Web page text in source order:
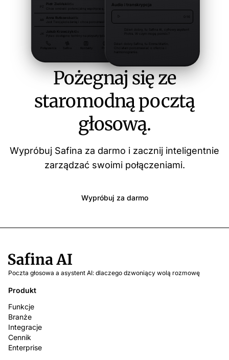
Pożegnaj się ze
staromodną pocztą
głosową.
Wypróbuj Safina za darmo i zacznij inteligentnie
zarządzać swoimi połączeniami.
Wypróbuj za darmo
Poczta głosowa a asystent AI: dlaczego dzwoniący wolą rozmowę
Produkt
Funkcje
Branże
Integracje
Cennik
Enterprise